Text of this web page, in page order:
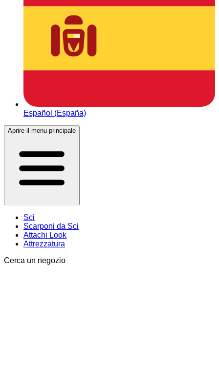
Español (España)
Aprire il menu principale
Sci
Scarponi da Sci
Attachi Look
Attrezzatura
Cerca un negozio